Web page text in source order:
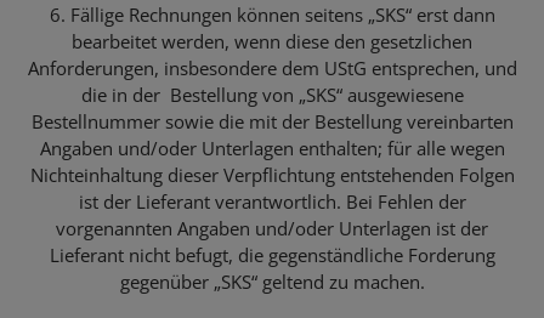
6. Fällige Rechnungen können seitens „SKS“ erst dann
bearbeitet werden, wenn diese den gesetzlichen
Anforderungen, insbesondere dem UStG entsprechen, und
die in der Bestellung von „SKS“ ausgewiesene
Bestellnummer sowie die mit der Bestellung vereinbarten
Angaben und/oder Unterlagen enthalten; für alle wegen
Nichteinhaltung dieser Verpflichtung entstehenden Folgen
ist der Lieferant verantwortlich. Bei Fehlen der
vorgenannten Angaben und/oder Unterlagen ist der
Lieferant nicht befugt, die gegenständliche Forderung
gegenüber „SKS“ geltend zu machen.